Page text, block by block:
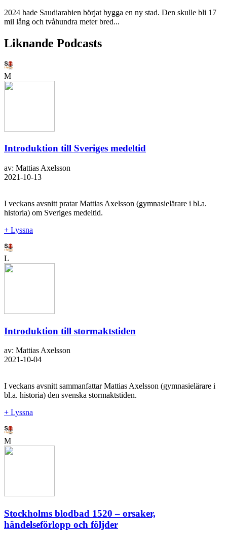
2024 hade Saudiarabien börjat bygga en ny stad. Den skulle bli 17
mil lång och tvåhundra meter bred...
Liknande Podcasts
M
Introduktion till Sveriges medeltid
av: Mattias Axelsson
2021-10-13
I veckans avsnitt pratar Mattias Axelsson (gymnasielärare i bl.a.
historia) om Sveriges medeltid.
+ Lyssna
L
Introduktion till stormaktstiden
av: Mattias Axelsson
2021-10-04
I veckans avsnitt sammanfattar Mattias Axelsson (gymnasielärare i
bl.a. historia) den svenska stormaktstiden.
+ Lyssna
M
Stockholms blodbad 1520 – orsaker,
händelseförlopp och följder